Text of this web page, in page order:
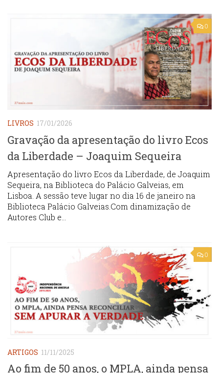
0
LIVROS 17/01/2026
Gravação da apresentação do livro Ecos
da Liberdade – Joaquim Sequeira
Apresentação do livro Ecos da Liberdade, de Joaquim
Sequeira, na Biblioteca do Palácio Galveias, em
Lisboa. A sessão teve lugar no dia 16 de janeiro na
Biblioteca Palácio Galveias.Com dinamização de
Autores Club e...
0
ARTIGOS 11/11/2025
Ao fim de 50 anos, o MPLA, ainda pensa